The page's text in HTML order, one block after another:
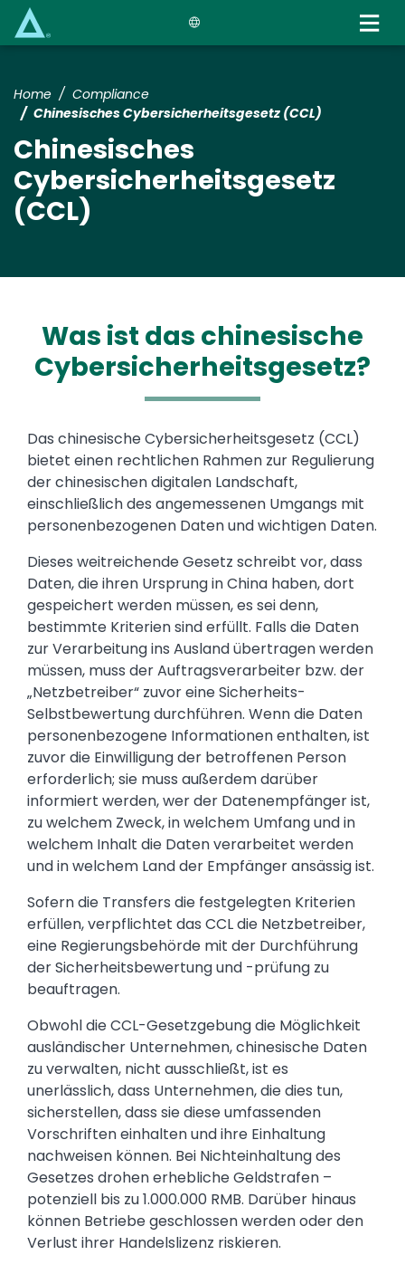
Home
Compliance
Chinesisches Cybersicherheitsgesetz (CCL)
Chinesisches
Cybersicherheitsgesetz
(CCL)
Was ist das chinesische
Cybersicherheitsgesetz?
Text
Das chinesische Cybersicherheitsgesetz (CCL)
bietet einen rechtlichen Rahmen zur Regulierung
der chinesischen digitalen Landschaft,
einschließlich des angemessenen Umgangs mit
personenbezogenen Daten und wichtigen Daten.
Dieses weitreichende Gesetz schreibt vor, dass
Daten, die ihren Ursprung in China haben, dort
gespeichert werden müssen, es sei denn,
bestimmte Kriterien sind erfüllt. Falls die Daten
zur Verarbeitung ins Ausland übertragen werden
müssen, muss der Auftragsverarbeiter bzw. der
„Netzbetreiber“ zuvor eine Sicherheits-
Selbstbewertung durchführen. Wenn die Daten
personenbezogene Informationen enthalten, ist
zuvor die Einwilligung der betroffenen Person
erforderlich; sie muss außerdem darüber
informiert werden, wer der Datenempfänger ist,
zu welchem Zweck, in welchem Umfang und in
welchem Inhalt die Daten verarbeitet werden
und in welchem Land der Empfänger ansässig ist.
Sofern die Transfers die festgelegten Kriterien
erfüllen, verpflichtet das CCL die Netzbetreiber,
eine Regierungsbehörde mit der Durchführung
der Sicherheitsbewertung und -prüfung zu
beauftragen.
Obwohl die CCL-Gesetzgebung die Möglichkeit
ausländischer Unternehmen, chinesische Daten
zu verwalten, nicht ausschließt, ist es
unerlässlich, dass Unternehmen, die dies tun,
sicherstellen, dass sie diese umfassenden
Vorschriften einhalten und ihre Einhaltung
nachweisen können. Bei Nichteinhaltung des
Gesetzes drohen erhebliche Geldstrafen –
potenziell bis zu 1.000.000 RMB. Darüber hinaus
können Betriebe geschlossen werden oder den
Verlust ihrer Handelslizenz riskieren.